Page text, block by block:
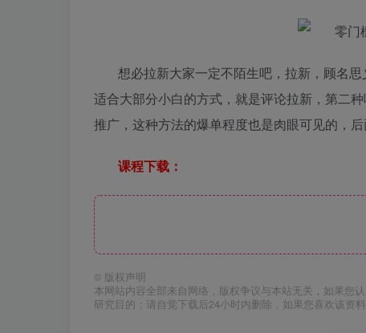
想必拉新大家一定不陌生吧，拉新，顾名
适合大部分小白的方式，就是评论拉新，第二
推广，这种方法的爆单程度也是肉眼可见的，
课程下载：
© 版权声明
本网站内容全部来自网络，版权争议与本站无关，如果您
研究目的；请自觉下载后24小时内删除，如果您喜欢该资